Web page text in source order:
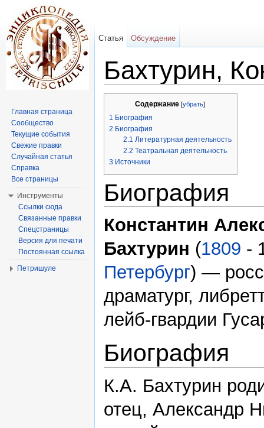
Бахтурин,
Содержание[убрать]
1 Биография
2 Биография
2.1 Литературная деятельность
2.2 Театральная деятельность
3 Источники
Биография
Константин
Бахтурин (1809 -
Петербург) —
драматург,
лейб-гвардии
Биография
К.А. Бахтурин
отец, Александр
Статья Обсуждение
Главная страница
Сообщество
Текущие события
Свежие правки
Случайная статья
Справка
Все страницы
Инструменты
Ссылки сюда
Связанные правки
Спецстраницы
Версия для печати
Постоянная ссылка
Петришуле